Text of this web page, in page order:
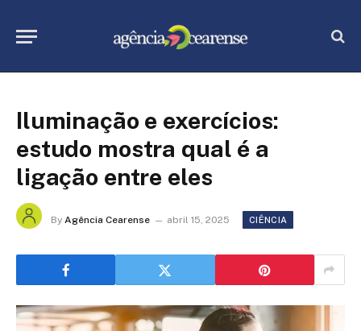
Iluminação e exercícios:
estudo mostra qual é a
ligação entre eles
By Agência Cearense abril 15, 2025 CIÊNCIA